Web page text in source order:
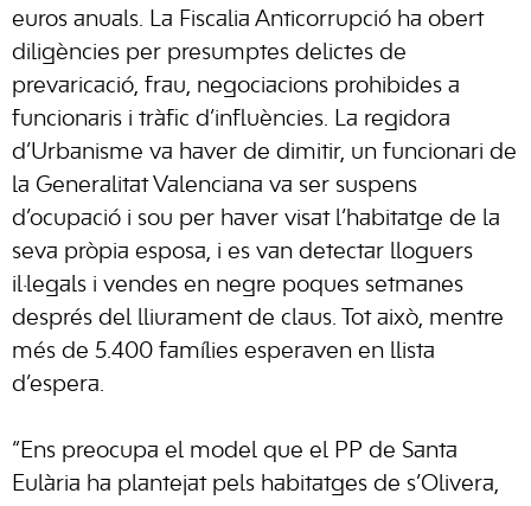
euros anuals. La Fiscalia Anticorrupció ha obert
diligències per presumptes delictes de
prevaricació, frau, negociacions prohibides a
funcionaris i tràfic d’influències. La regidora
d’Urbanisme va haver de dimitir, un funcionari de
la Generalitat Valenciana va ser suspens
d’ocupació i sou per haver visat l’habitatge de la
seva pròpia esposa, i es van detectar lloguers
il·legals i vendes en negre poques setmanes
després del lliurament de claus. Tot això, mentre
més de 5.400 famílies esperaven en llista
d’espera.
“Ens preocupa el model que el PP de Santa
Eulària ha plantejat pels habitatges de s’Olivera,